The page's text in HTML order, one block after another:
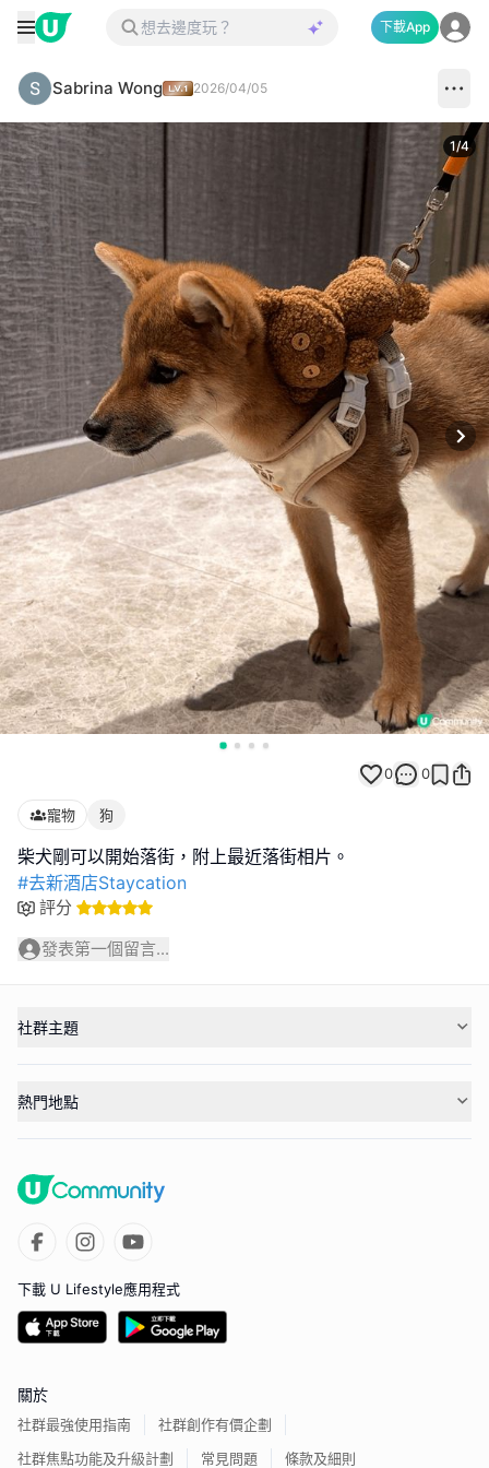
下載App
Sabrina Wong 2026/04/05
1/4
0 0
寵物 狗
#去新酒店Staycation
評分
發表第一個留言...
社群主題
熱門地點
下載 U Lifestyle應用程式
關於
社群最強使用指南
社群創作有價企劃
社群焦點功能及升級計劃
常見問題 條款及細則